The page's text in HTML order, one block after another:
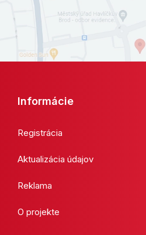
Informácie
Registrácia
Aktualizácia údajov
Reklama
O projekte